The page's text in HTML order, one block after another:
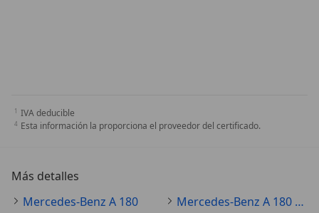
IVA deducible
Esta información la proporciona el proveedor del certificado.
Más detalles
Mercedes-Benz A 180
Mercedes-Benz A 180 Especificaciones técnicas